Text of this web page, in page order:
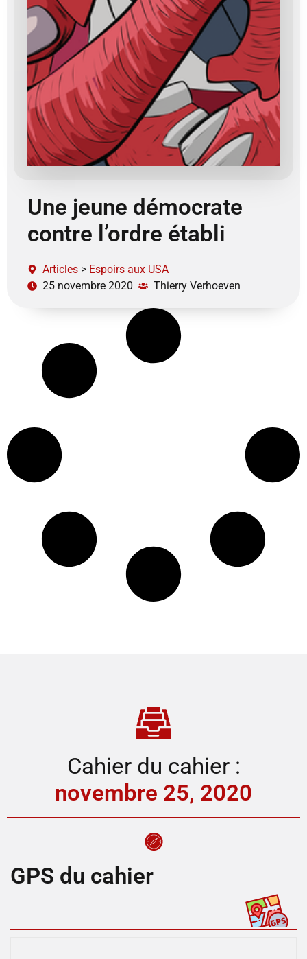
Une jeune démocrate
contre l’ordre établi
Articles > Espoirs aux USA
25 novembre 2020
Thierry Verhoeven
Cahier du cahier :
novembre 25, 2020
GPS du cahier